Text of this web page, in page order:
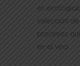
es
selección de
procesos
en el vino.